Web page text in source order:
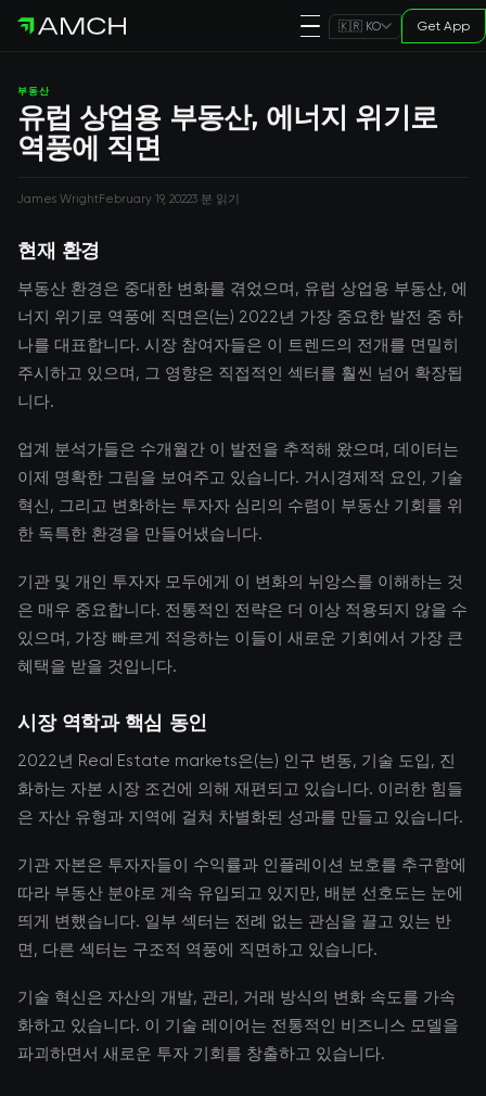
🇰🇷 KO Get App
부동산
유럽 상업용 부동산, 에너지 위기로
역풍에 직면
James WrightFebruary 19, 20223 분 읽기
현재 환경
부동산 환경은 중대한 변화를 겪었으며, 유럽 상업용 부동산, 에
너지 위기로 역풍에 직면은(는) 2022년 가장 중요한 발전 중 하
나를 대표합니다. 시장 참여자들은 이 트렌드의 전개를 면밀히
주시하고 있으며, 그 영향은 직접적인 섹터를 훨씬 넘어 확장됩
니다.
업계 분석가들은 수개월간 이 발전을 추적해 왔으며, 데이터는
이제 명확한 그림을 보여주고 있습니다. 거시경제적 요인, 기술
혁신, 그리고 변화하는 투자자 심리의 수렴이 부동산 기회를 위
한 독특한 환경을 만들어냈습니다.
기관 및 개인 투자자 모두에게 이 변화의 뉘앙스를 이해하는 것
은 매우 중요합니다. 전통적인 전략은 더 이상 적용되지 않을 수
있으며, 가장 빠르게 적응하는 이들이 새로운 기회에서 가장 큰
혜택을 받을 것입니다.
시장 역학과 핵심 동인
2022년 Real Estate markets은(는) 인구 변동, 기술 도입, 진
화하는 자본 시장 조건에 의해 재편되고 있습니다. 이러한 힘들
은 자산 유형과 지역에 걸쳐 차별화된 성과를 만들고 있습니다.
기관 자본은 투자자들이 수익률과 인플레이션 보호를 추구함에
따라 부동산 분야로 계속 유입되고 있지만, 배분 선호도는 눈에
띄게 변했습니다. 일부 섹터는 전례 없는 관심을 끌고 있는 반
면, 다른 섹터는 구조적 역풍에 직면하고 있습니다.
기술 혁신은 자산의 개발, 관리, 거래 방식의 변화 속도를 가속
화하고 있습니다. 이 기술 레이어는 전통적인 비즈니스 모델을
파괴하면서 새로운 투자 기회를 창출하고 있습니다.